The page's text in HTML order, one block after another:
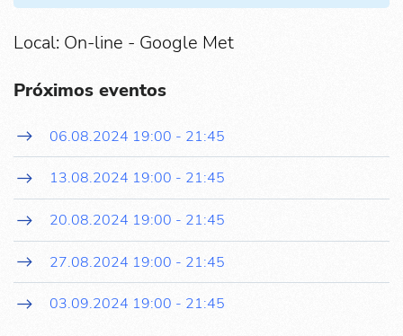
Local: On-line - Google Met
Próximos eventos
06.08.2024 19:00 - 21:45
13.08.2024 19:00 - 21:45
20.08.2024 19:00 - 21:45
27.08.2024 19:00 - 21:45
03.09.2024 19:00 - 21:45